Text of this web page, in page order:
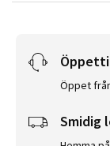
Öppet
Smidig